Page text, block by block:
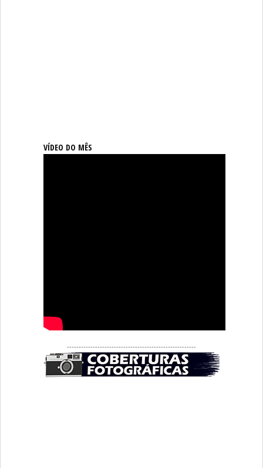
VÍDEO DO MÊS
-------------------------------------------------------